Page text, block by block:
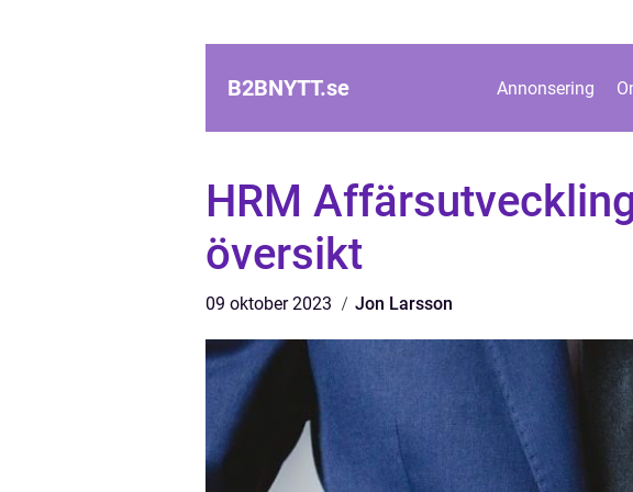
B2BNYTT.se Annonsering
HRM
översikt
09 oktober 2023 Jon Larsson